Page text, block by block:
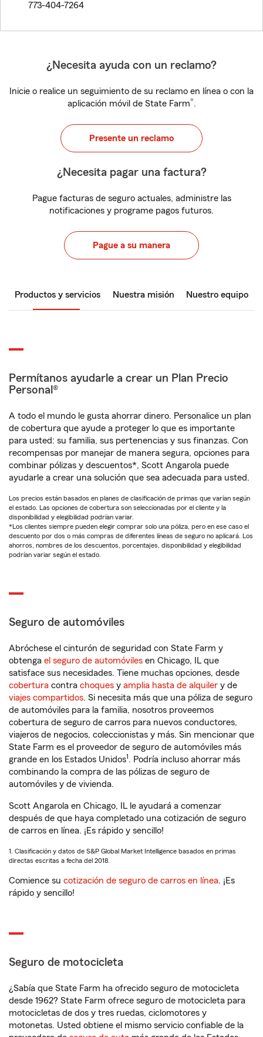
773-404-7264
¿Necesita ayuda con un reclamo?
Inicie o realice un seguimiento de su reclamo en línea o con la
aplicación móvil de State Farm®.
Presente un reclamo
¿Necesita pagar una factura?
Pague facturas de seguro actuales, administre las
notificaciones y programe pagos futuros.
Pague a su manera
Productos y servicios Nuestra misión Nuestro equipo
Permítanos ayudarle a crear un Plan Precio
Personal®
A todo el mundo le gusta ahorrar dinero. Personalice un plan
de cobertura que ayude a proteger lo que es importante
para usted: su familia, sus pertenencias y sus finanzas. Con
recompensas por manejar de manera segura, opciones para
combinar pólizas y descuentos*, Scott Angarola puede
ayudarle a crear una solución que sea adecuada para usted.
Los precios están basados en planes de clasificación de primas que varían según
el estado. Las opciones de cobertura son seleccionadas por el cliente y la
disponibilidad y elegibilidad podrían variar.
*Los clientes siempre pueden elegir comprar solo una póliza, pero en ese caso el
descuento por dos o más compras de diferentes líneas de seguro no aplicará. Los
ahorros, nombres de los descuentos, porcentajes, disponibilidad y elegibilidad
podrían variar según el estado.
Seguro de automóviles
Abróchese el cinturón de seguridad con State Farm y
obtenga el seguro de automóviles en Chicago, IL que
satisface sus necesidades. Tiene muchas opciones, desde
cobertura contra choques y amplia hasta de alquiler y de
viajes compartidos. Si necesita más que una póliza de seguro
de automóviles para la familia, nosotros proveemos
cobertura de seguro de carros para nuevos conductores,
viajeros de negocios, coleccionistas y más. Sin mencionar que
State Farm es el proveedor de seguro de automóviles más
grande en los Estados Unidos1. Podría incluso ahorrar más
combinando la compra de las pólizas de seguro de
automóviles y de vivienda.
Scott Angarola en Chicago, IL le ayudará a comenzar
después de que haya completado una cotización de seguro
de carros en línea. ¡Es rápido y sencillo!
1. Clasificación y datos de S&P Global Market Intelligence basados en primas
directas escritas a fecha del 2018.
Comience su cotización de seguro de carros en línea. ¡Es
rápido y sencillo!
Seguro de motocicleta
¿Sabía que State Farm ha ofrecido seguro de motocicleta
desde 1962? State Farm ofrece seguro de motocicleta para
motocicletas de dos y tres ruedas, ciclomotores y
motonetas. Usted obtiene el mismo servicio confiable de la